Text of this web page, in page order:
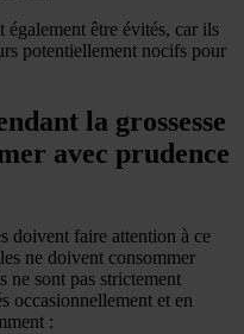
être évités, car ils
potentiellement nocifs pour
la grossesse
avec prudence
doivent faire attention à ce
ne doivent consommer
ne sont pas strictement
occasionnellement et en
: